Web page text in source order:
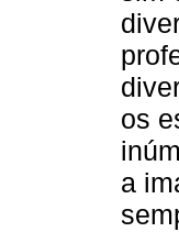
os
a